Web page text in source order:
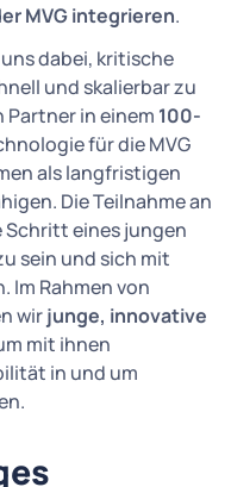
MVG integrieren.
dabei, kritische
und skalierbar zu
in einem 100-
für die MVG
als langfristigen
Die Teilnahme an
Schritt eines jungen
sein und sich mit
Im Rahmen von
wirjunge, innovative
mit ihnen
in und um